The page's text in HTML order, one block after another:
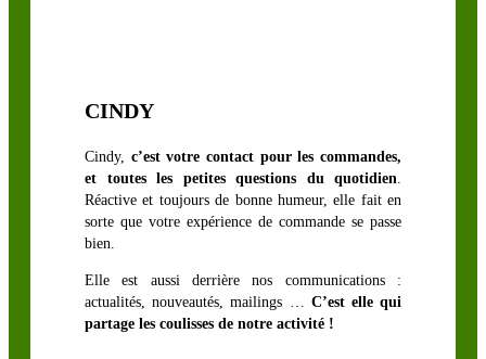
CINDY
Cindy, c’est votre contact pour les commandes,
et toutes les petites questions du quotidien.
Réactive et toujours de bonne humeur, elle fait en
sorte que votre expérience de commande se passe
bien.
Elle est aussi derrière nos communications :
actualités, nouveautés, mailings … C’est elle qui
partage les coulisses de notre activité !